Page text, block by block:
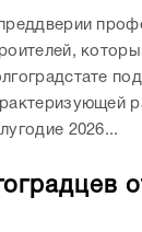
2026...